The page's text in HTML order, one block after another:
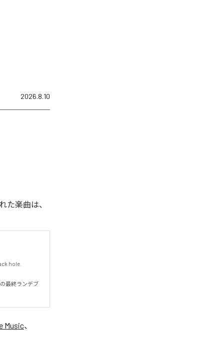
2026.8.10
た楽曲は、
hole.
最終ランデブ
Music、